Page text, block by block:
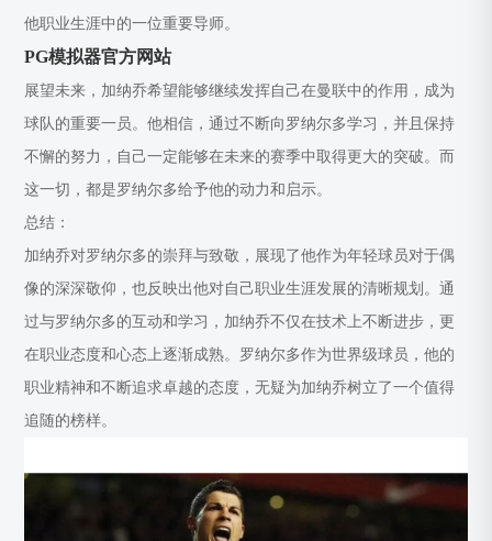
他职业生涯中的一位重要导师。
PG模拟器官方网站
展望未来，加纳乔希望能够继续发挥自己在曼联中的作用，成为
球队的重要一员。他相信，通过不断向罗纳尔多学习，并且保持
不懈的努力，自己一定能够在未来的赛季中取得更大的突破。而
这一切，都是罗纳尔多给予他的动力和启示。
总结：
加纳乔对罗纳尔多的崇拜与致敬，展现了他作为年轻球员对于偶
像的深深敬仰，也反映出他对自己职业生涯发展的清晰规划。通
过与罗纳尔多的互动和学习，加纳乔不仅在技术上不断进步，更
在职业态度和心态上逐渐成熟。罗纳尔多作为世界级球员，他的
职业精神和不断追求卓越的态度，无疑为加纳乔树立了一个值得
追随的榜样。